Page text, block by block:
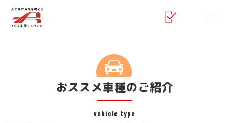
おススメ車種のご紹介
vehicle type